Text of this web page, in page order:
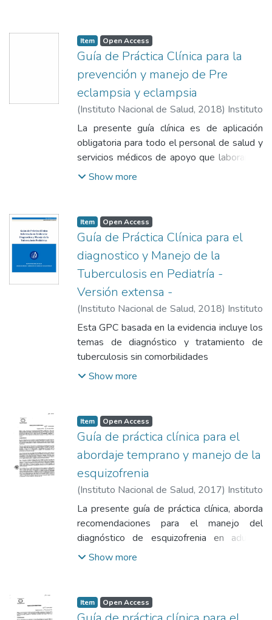
Item Open Access
Guía de Práctica Clínica para la
prevención y manejo de Pre
eclampsia y eclampsia
(Instituto Nacional de Salud, 2018) Instituto
Nacional de Salud
La presente guía clínica es de aplicación
obligatoria para todo el personal de salud y
servicios médicos de apoyo que laboran en
el Instituto Nacional Materno Perinatal
Show more
Item Open Access
Guía de Práctica Clínica para el
diagnostico y Manejo de la
Tuberculosis en Pediatría -
Versión extensa -
(Instituto Nacional de Salud, 2018) Instituto
Nacional de Salud
Esta GPC basada en la evidencia incluye los
temas de diagnóstico y tratamiento de
tuberculosis sin comorbilidades
Show more
Item Open Access
Guía de práctica clínica para el
abordaje temprano y manejo de la
esquizofrenia
(Instituto Nacional de Salud, 2017) Instituto
Nacional de Salud
La presente guía de práctica clínica, aborda
recomendaciones para el manejo del
diagnóstico de esquizofrenia en adultos
dirigidas a mejorar la calidad y reducir la
clínico institucional y como una referencia en
el ámbito comunitario.
Show more
Item Open Access